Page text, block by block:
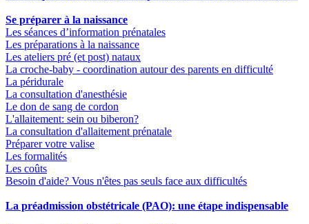
Se préparer à la naissance
Les séances d’information prénatales
Les préparations à la naissance
Les ateliers pré (et post) nataux
La croche-baby - coordination autour des parents en difficulté
La péridurale
La consultation d'anesthésie
Le don de sang de cordon
L'allaitement: sein ou biberon?
La consultation d'allaitement prénatale
Préparer votre valise
Les formalités
Les coûts
Besoin d'aide? Vous n'êtes pas seuls face aux difficultés
La préadmission obstétricale (PAO): une étape indispensable